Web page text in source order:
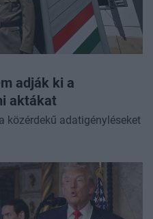
adják ki a
aktákat
közérdekű adatigényléseket